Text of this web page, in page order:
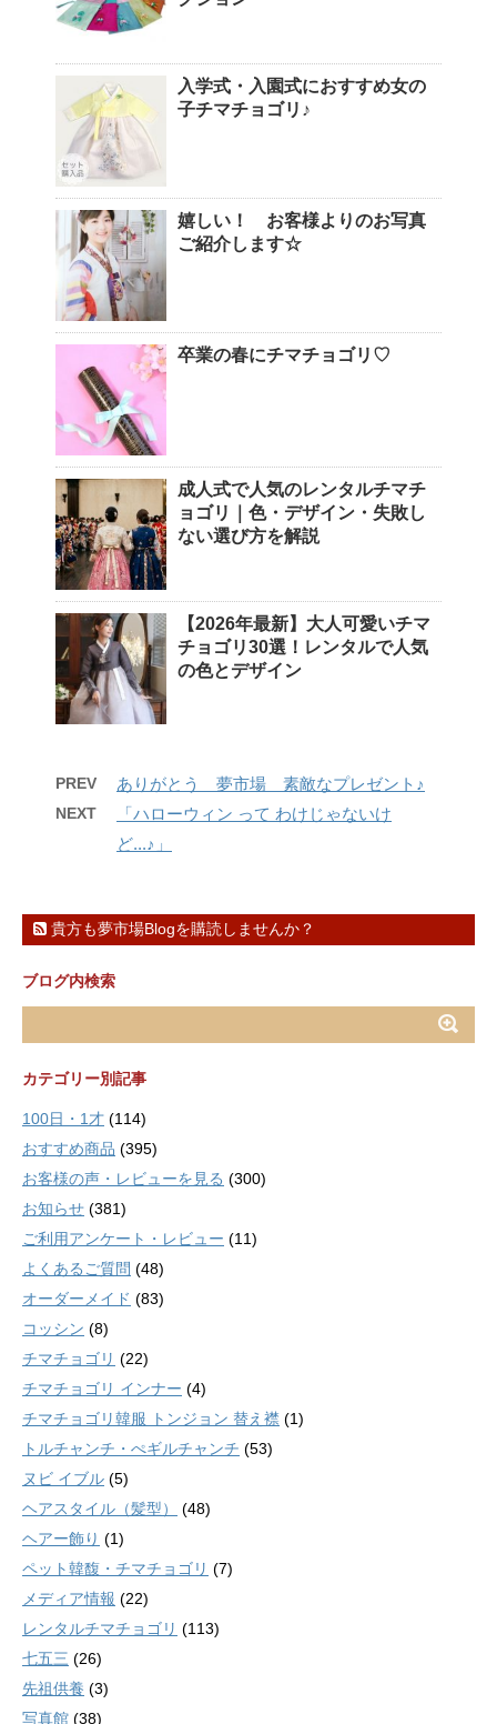
入学式・入園式におすすめ女の
子チマチョゴリ♪
嬉しい！ お客様よりのお写真
ご紹介します☆
卒業の春にチマチョゴリ♡
成人式で人気のレンタルチマチ
ョゴリ｜色・デザイン・失敗し
ない選び方を解説
【2026年最新】大人可愛いチマ
チョゴリ30選！レンタルで人気
の色とデザイン
PREV ありがとう 夢市場 素敵なプレゼント♪
NEXT
「ハローウィン って わけじゃないけ
ど...♪」
貴方も夢市場Blogを購読しませんか？
ブログ内検索
カテゴリー別記事
100日・1才 (114)
おすすめ商品 (395)
お客様の声・レビューを見る (300)
お知らせ (381)
ご利用アンケート・レビュー (11)
よくあるご質問 (48)
オーダーメイド (83)
コッシン (8)
チマチョゴリ (22)
チマチョゴリ インナー (4)
チマチョゴリ韓服 トンジョン 替え襟 (1)
トルチャンチ・ぺギルチャンチ (53)
ヌビ イブル (5)
ヘアスタイル（髪型）
(48)
ヘアー飾り (1)
ペット韓馥・チマチョゴリ (7)
メディア情報 (22)
レンタルチマチョゴリ (113)
七五三 (26)
先祖供養 (3)
写真館 (38)